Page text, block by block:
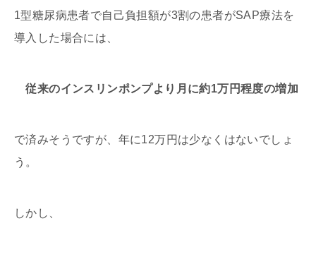
1型糖尿病患者で自己負担額が3割の患者がSAP療法を
導入した場合には、
従来のインスリンポンプより月に約1万円程度の増加
で済みそうですが、年に12万円は少なくはないでしょ
う。
しかし、